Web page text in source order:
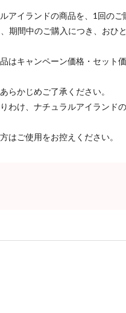
アイランドの商品を、1回のご
期間中のご購入につき、おひ
はキャンペーン価格・セット
らかじめご了承ください。
わけ、ナチュラルアイランド
ご使用をお控えください。